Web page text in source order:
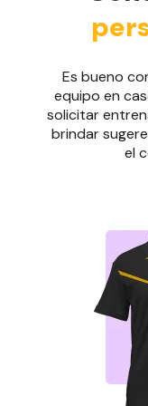
Es bueno
equipo en
solicitar
brindar
el